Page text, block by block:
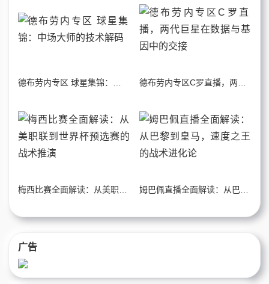
德布劳内专区C罗直播，两代巨星在数据与基因中的交接
姆巴佩直播全面解读：从巴黎到皇马，速度之王的战术进化论
广告